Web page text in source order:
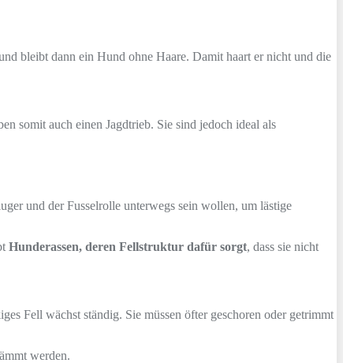
bleibt dann ein Hund ohne Haare. Damit haart er nicht und die
somit auch einen Jagdtrieb. Sie sind jedoch ideal als
und der Fusselrolle unterwegs sein wollen, um lästige
Hunderassen, deren Fellstruktur dafür sorgt, dass sie nicht
Fell wächst ständig. Sie müssen öfter geschoren oder getrimmt
werden.